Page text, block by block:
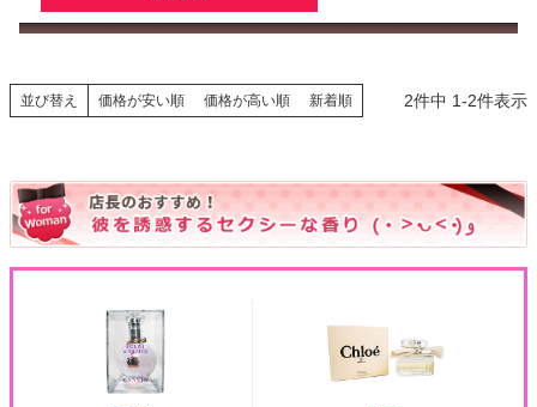
並び替え 価格が安い順 価格が高い順 新着順 2件中 1-2件表示